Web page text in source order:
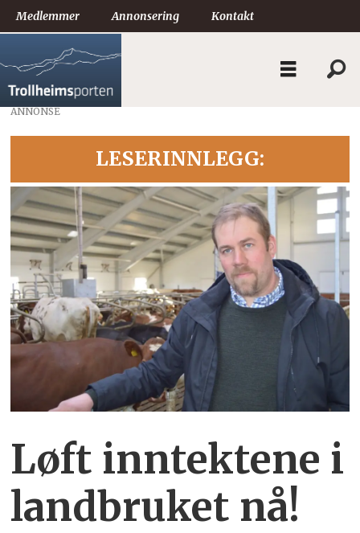
Medlemmer Annonsering Kontakt
ANNONSE
LESERINNLEGG:
Løft inntektene i
landbruket nå!